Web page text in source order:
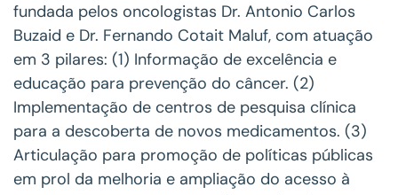
fundada pelos oncologistas Dr. Antonio Carlos
Buzaid e Dr. Fernando Cotait Maluf, com atuação
em 3 pilares: (1) Informação de excelência e
educação para prevenção do câncer. (2)
Implementação de centros de pesquisa clínica
para a descoberta de novos medicamentos. (3)
Articulação para promoção de políticas públicas
em prol da melhoria e ampliação do acesso à